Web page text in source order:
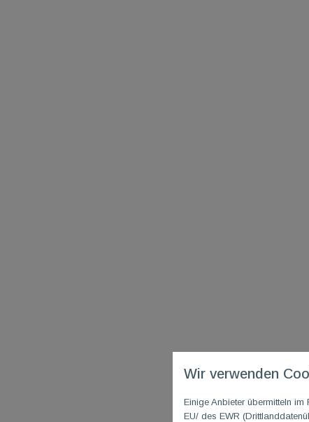
Wir verwenden
Einige Anbieter übermitteln
EU/ des EWR